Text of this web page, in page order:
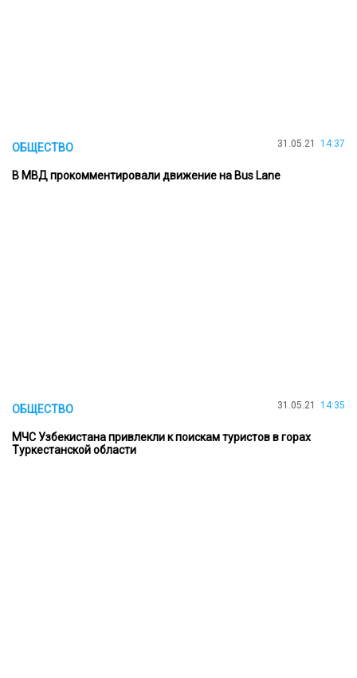
ОБЩЕСТВО 31.05.21 14:37
В МВД прокомментировали движение на Bus Lane
ОБЩЕСТВО 31.05.21 14:35
МЧС Узбекистана привлекли к поискам туристов в горах
Туркестанской области